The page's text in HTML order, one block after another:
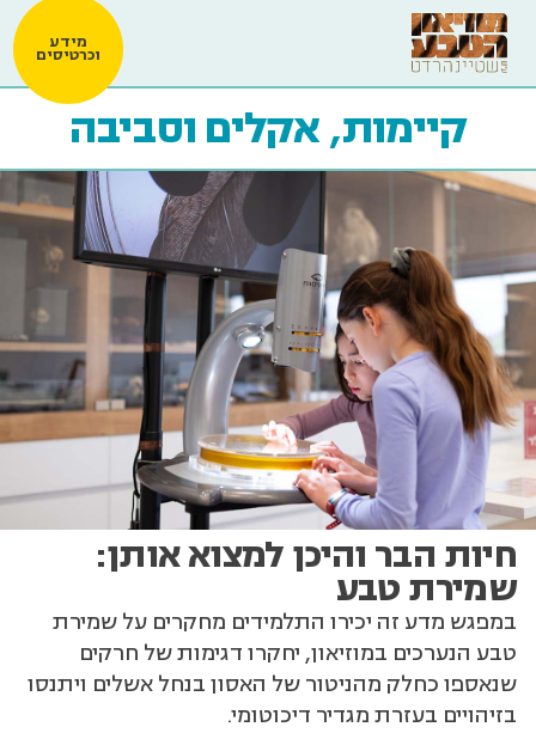
מידע
וכרטיסים
קיימות, אקלים וסביבה
חיות הבר והיכן למצוא אותן:
שמירת טבע
במפגש מדע זה יכירו התלמידים מחקרים על שמירת
טבע הנערכים במוזיאון, יחקרו דגימות של חרקים
שנאספו כחלק מהניטור של האסון בנחל אשלים ויתנסו
בזיהויים בעזרת מגדיר דיכוטומי.